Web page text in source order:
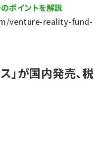
ポイントを解説
venture-reality-fund-
」が国内発売、税